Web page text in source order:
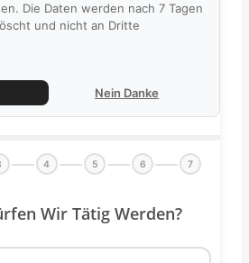
Die Daten werden nach 7 Tagen
und nicht an Dritte
Nein Danke
4 5 6 7
Wir Tätig Werden?